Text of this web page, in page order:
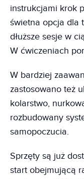
instrukcjami krok
świetna opcja dla
dłuższe sesje w
W ćwiczeniach
W bardziej
zastosowano też
kolarstwo,
rozbudowany
samopoczucia.
Sprzęty są już
start obejmującą